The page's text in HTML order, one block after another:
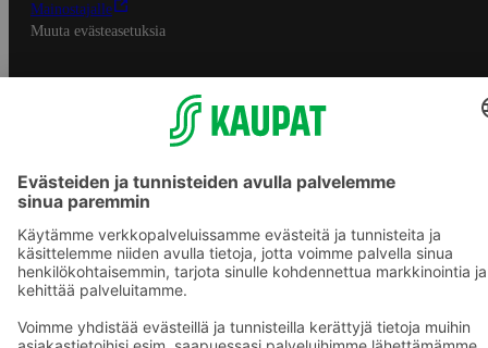
Mainostajalle
Muuta evästeasetuksia
S-ryhmän palvelut
S-ryhmä
Asiakasomistajuus
Yhteishyvä Ruoka -sovellus
S-ostoslista -sovellus
Prisma.fi
Sokos.fi
S-Pankki